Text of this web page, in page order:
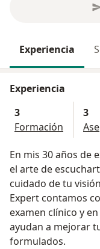
Experiencia
Experiencia
3
Formación
3
En mis 30 años de
el arte de
cuidado de tu
Expert contamos
examen clínico y
ayudan a mejorar
formulados.